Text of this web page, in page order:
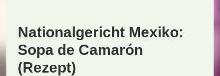
Nationalgericht Mexiko:
Sopa de Camarón
(Rezept)